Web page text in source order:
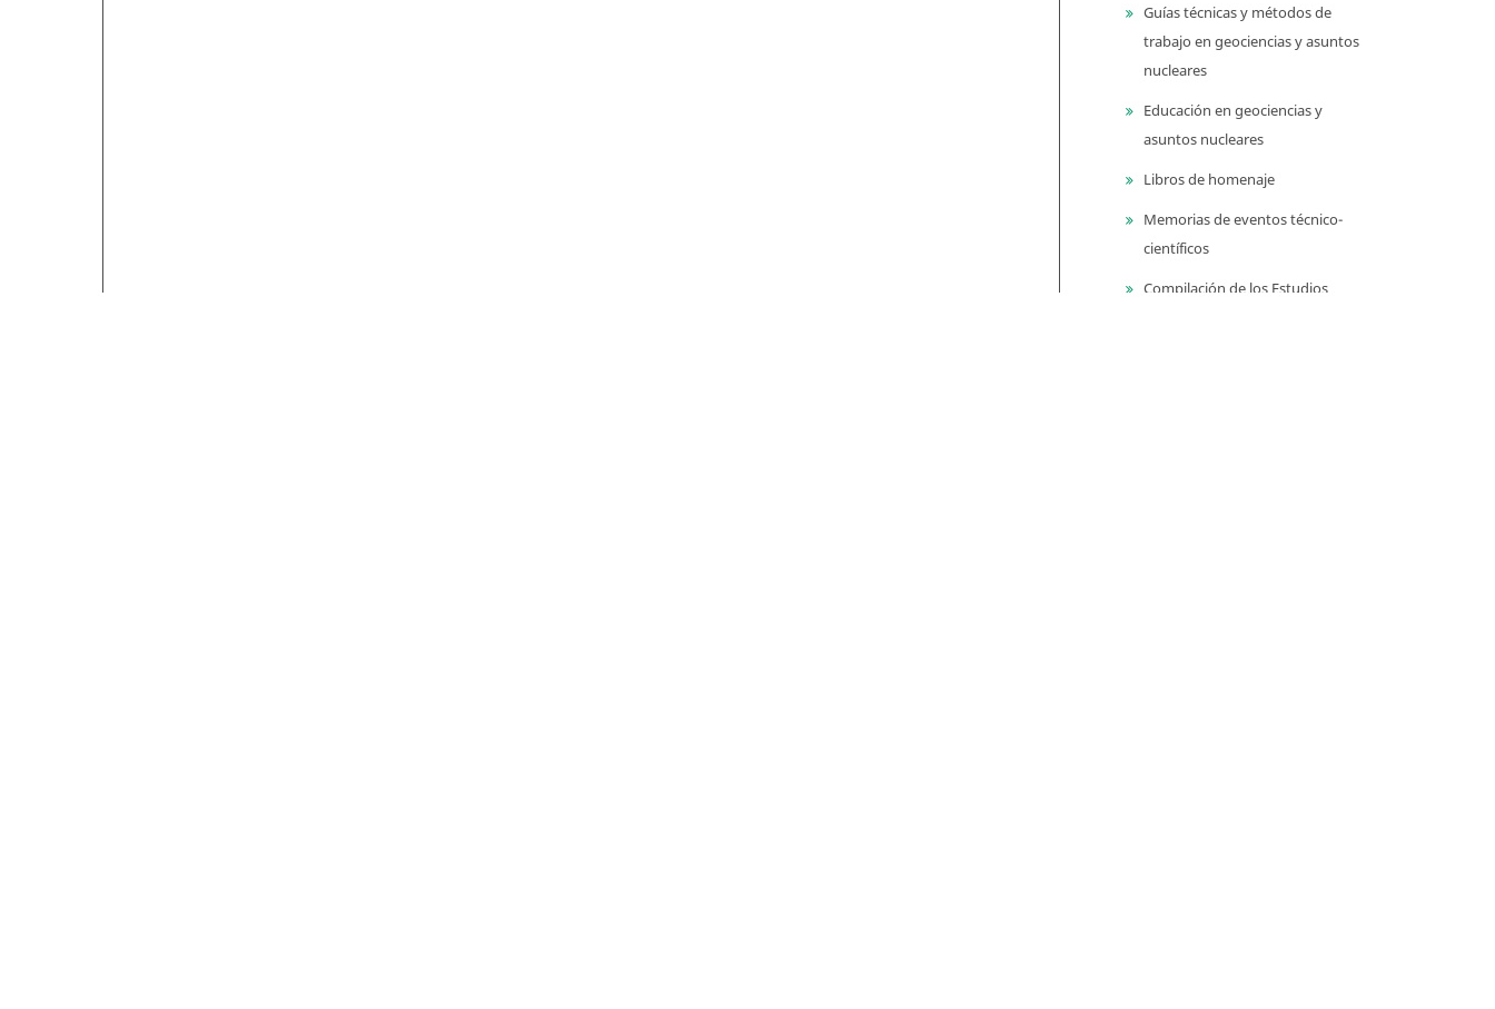
Guías técnicas y métodos de
trabajo en geociencias y asuntos
nucleares
Educación en geociencias y
asuntos nucleares
Libros de homenaje
Memorias de eventos técnico-
científicos
Compilación de los Estudios